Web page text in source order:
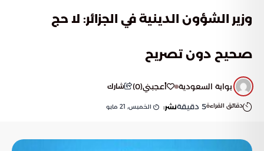
وزير الشؤون الدينية في الجزائر: لا حج
صحيح دون تصريح
بوابة السعودية أعجبني(
0
) شارك
دقائق القراءة5 دقيقةنشر: الخميس, 21 مايو